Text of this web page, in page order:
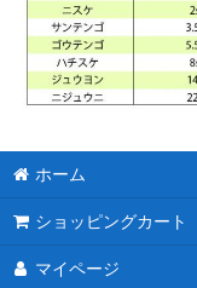
ホーム
ショッピングカート
マイページ